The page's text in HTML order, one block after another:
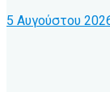
5 Αυγούστου